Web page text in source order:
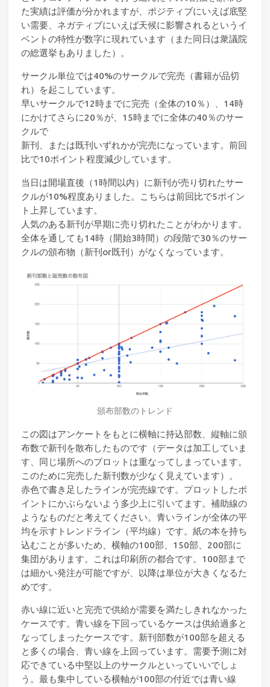
た実績は評価が分かれますが、ポジティブにいえば底堅
い需要、ネガティブにいえば天候に影響されるというイ
ベントの特性が数字に現れています（また同日は衆議院
の総選挙もありました）。
サークル単位では40%のサークルで完売（書籍が品切
れ）を起こしています。
早いサークルで12時までに完売（全体の10％）、14時
にかけてさらに20％が、15時までに全体の40％のサー
クルで
新刊、または既刊いずれかが完売になっています。前回
比で10ポイント程度減少しています。
当日は開場直後（1時間以内）に新刊が売り切れたサー
クルが10%程度ありました。こちらは前回比で5ポイン
ト上昇しています。
人気のある新刊が早期に売り切れたことがわかります。
全体を通しても14時（開始3時間）の段階で30％のサー
クルの頒布物（新刊or既刊）がなくなっています。
頒布部数のトレンド
この図はアンケートをもとに横軸に持込部数、縦軸に頒
布数で新刊を散布したものです（データは加工していま
す、同じ場所へのプロットは重なってしまっています。
このために完売した新刊数が少なく見えています）。
赤色で書き足したラインが完売線です。プロットしたポ
イントにかぶらないよう多少上に引いてます。補助線の
ようなものだと考えてください。青いラインが全体の平
均を示すトレンドライン（平均線）です。紙の本を持ち
込むことが多いため、横軸の100部、150部、200部に
集団があります。これは印刷所の都合です。100部まで
は細かい発注が可能ですが、以降は単位が大きくなるた
めです。
赤い線に近いと完売で供給が需要を満たしきれなかった
ケースです。青い線を下回っているケースは供給過多と
なってしまったケースです。新刊部数が100部を超える
と多くの場合、青い線を上回っています。需要予測に対
応できている中堅以上のサークルといっていいでしょ
う。最も集中している横軸が100部の付近では青い線